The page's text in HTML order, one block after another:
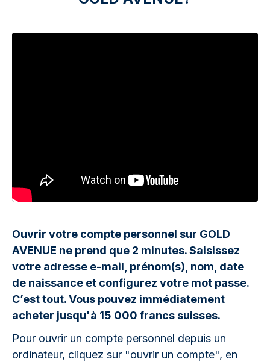
Ouvrir votre compte personnel sur GOLD
AVENUE ne prend que 2 minutes. Saisissez
votre adresse e-mail, prénom(s), nom, date
de naissance et configurez votre mot passe.
C’est tout. Vous pouvez immédiatement
acheter jusqu'à 15 000 francs suisses.
Pour ouvrir un compte personnel depuis un
ordinateur, cliquez sur "ouvrir un compte", en